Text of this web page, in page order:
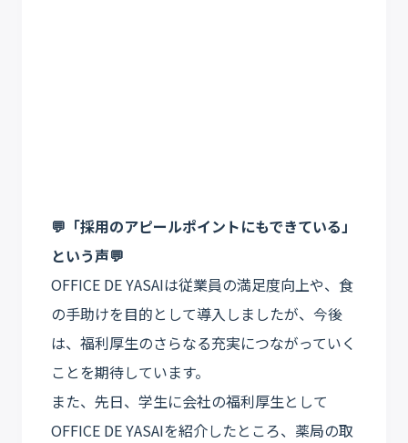
💬「採用のアピールポイントにもできている」
という声💬
OFFICE DE YASAIは従業員の満足度向上や、食
の手助けを目的として導入しましたが、今後
は、福利厚生のさらなる充実につながっていく
ことを期待しています。
また、先日、学生に会社の福利厚生として
OFFICE DE YASAIを紹介したところ、薬局の取